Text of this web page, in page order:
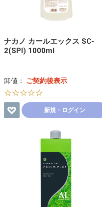
ナカノ カールエックス SC-
2(SPI) 1000ml
卸値： ご契約後表示
☆☆☆☆☆
新規・ログイン